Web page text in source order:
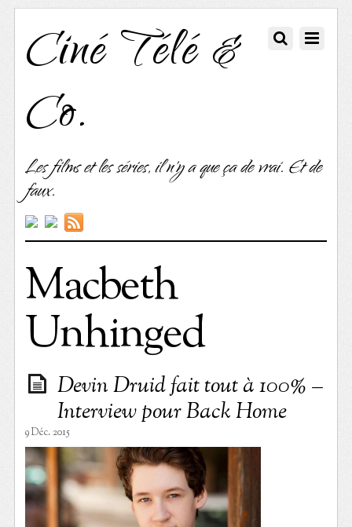
Ciné Télé &
Co.
Les films et les séries, il n'y a que ça de vrai. Et de
faux.
Macbeth
Unhinged
Devin Druid fait tout à 100% –
Interview pour Back Home
9 Déc. 2015